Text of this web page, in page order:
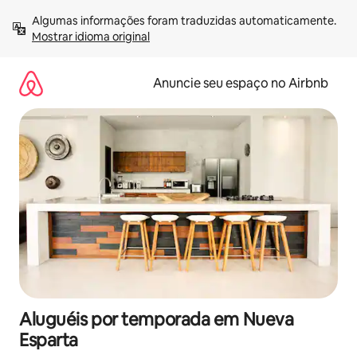
para
Mostrar idioma original
Anuncie seu espaço no Airbnb
Aluguéis por temporada em Nueva
Esparta